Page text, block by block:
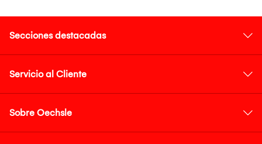
Secciones destacadas
Servicio al Cliente
Sobre Oechsle